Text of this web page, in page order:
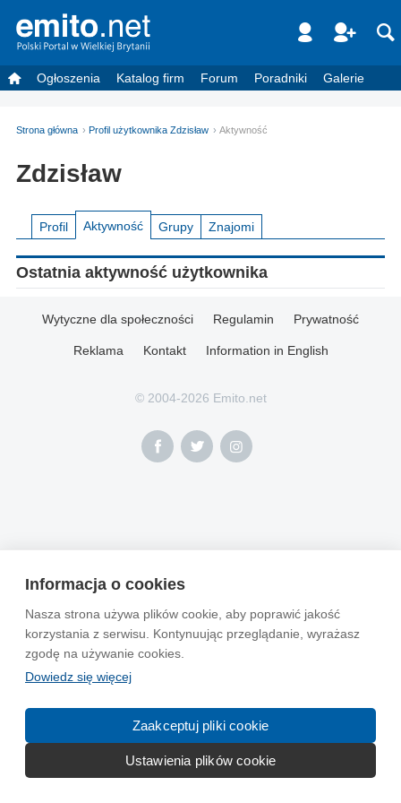
Informacja o cookies
Nasza strona używa plików cookie, aby poprawić jakość
korzystania z serwisu. Kontynuując przeglądanie, wyrażasz
zgodę na używanie cookies.
Dowiedz się więcej
Zaakceptuj pliki cookie
Ustawienia plików cookie
Ogłoszenia Katalog firm Forum Poradniki Galerie
Strona główna Profil użytkownika Zdzisław Aktywność
Zdzisław
Profil Aktywność Grupy Znajomi
Ostatnia aktywność użytkownika
Wytyczne dla społeczności Regulamin Prywatność
Reklama Kontakt Information in English
© 2004-2026 Emito.net